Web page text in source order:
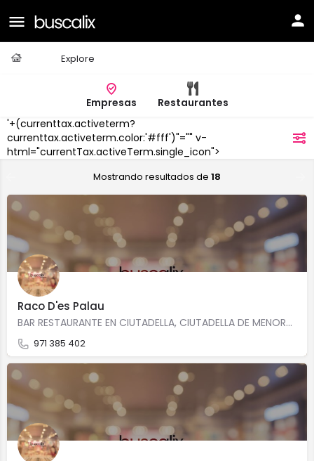
Explore
Empresas
Restaurantes
'+(currenttax.activeterm?
currenttax.activeterm.color:'#fff')"="" v-
html="currentTax.activeTerm.single_icon">
Ciutadella
Mostrando resultados de 18
Raco D'es Palau
BAR RESTAURANTE EN CIUTADELLA, CIUTADELLA DE MENORCA CON ESPECIALIDAD EN Cocina caseraCocina…
971 385 402